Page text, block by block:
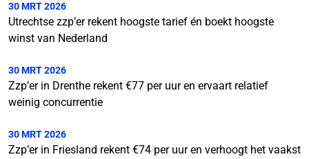
30 MRT 2026
Utrechtse zzp’er rekent hoogste tarief én boekt hoogste
winst van Nederland
30 MRT 2026
Zzp’er in Drenthe rekent €77 per uur en ervaart relatief
weinig concurrentie
30 MRT 2026
Zzp’er in Friesland rekent €74 per uur en verhoogt het vaakst